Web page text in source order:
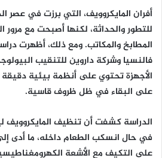
أفران المايكروويف، التي برزت في عصر
للتطور والحداثة، لكنها أصبحت مع مرور
المطابخ والمكاتب. ومع ذلك، أظهرت
فالنسيا وشركة داروين للتنقيب
الأجهزة تحتوي على أنظمة بيئية دقيقة
على البقاء في ظل ظروف قاسية.
الدراسة كشفت أن تنظيف المايكروويف
في حال انسكب الطعام داخله، ما أدى
على التكيف مع الأشعة